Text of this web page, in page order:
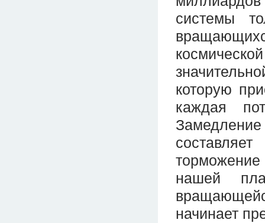
системы
которую
каждая
торможение
нашей
начинает